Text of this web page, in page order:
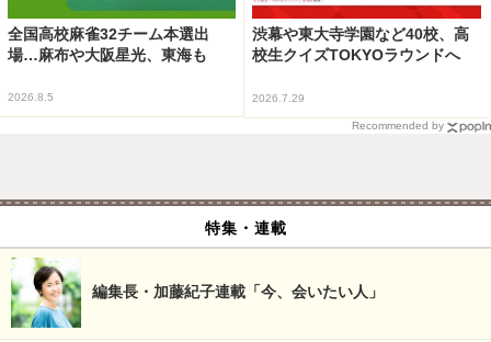
全国高校麻雀32チーム本選出
場…麻布や大阪星光、東海も
2026.8.5
渋幕や東大寺学園など40校、高
校生クイズTOKYOラウンドへ
2026.7.29
Recommended by
特集・連載
編集長・加藤紀子連載「今、会いたい人」